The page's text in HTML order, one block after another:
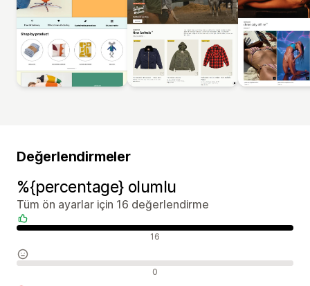
Değerlendirmeler
%{percentage} olumlu
Tüm ön ayarlar için 16 değerlendirme
Olumlu değerlendirmeler 16
Nötr değerlendirmeler 0